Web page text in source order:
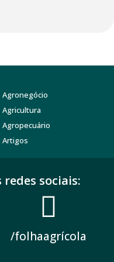
Agronegócio
Agricultura
Agropecuário
Artigos
sociais:
/folhaagrícola